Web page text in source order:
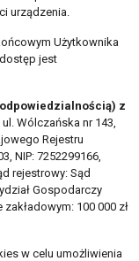
urządzenia.
Użytkownika
jest
odpowiedzialnością) z
Wólczańska nr 143,
Rejestru
NIP: 7252299166,
rejestrowy: Sąd
Gospodarczy
100 000 zł
w celu umożliwienia